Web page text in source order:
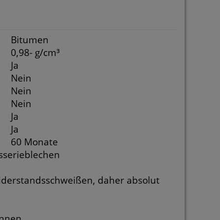
Bitumen
0,98- g/cm³
Ja
Nein
Nein
Nein
Ja
Ja
60 Monate
daher absolut